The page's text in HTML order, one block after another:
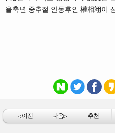
을축년 중추절 안동후인 權相翊이
◁이전 다음▷ 추천